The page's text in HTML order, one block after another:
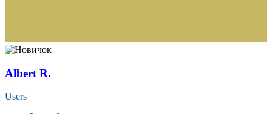
Albert R.
Users